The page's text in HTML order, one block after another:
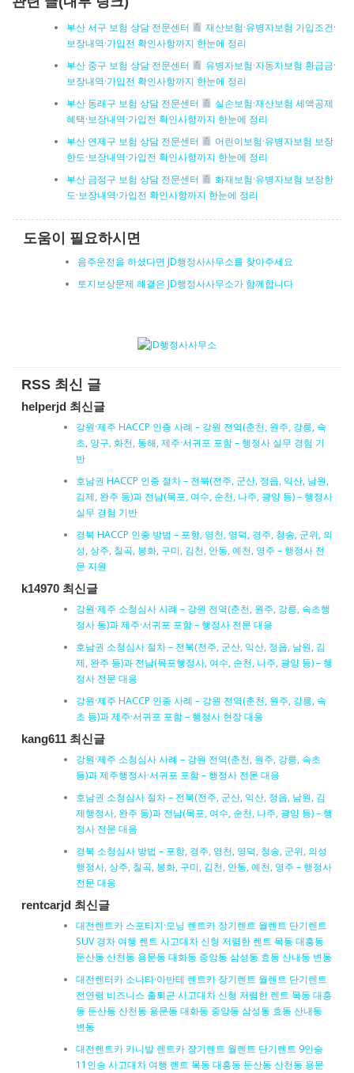
부산 서구 보험 상담 전문센터
재산보험·유병자보험 가입조건·
보장내역·가입전 확인사항까지 한눈에 정리
부산 중구 보험 상담 전문센터
유병자보험·자동차보험 환급금·
보장내역·가입전 확인사항까지 한눈에 정리
부산 동래구 보험 상담 전문센터
실손보험·재산보험 세액공제
혜택·보장내역·가입전 확인사항까지 한눈에 정리
부산 연제구 보험 상담 전문센터
어린이보험·유병자보험 보장
한도·보장내역·가입전 확인사항까지 한눈에 정리
부산 금정구 보험 상담 전문센터
화재보험·유병자보험 보장한
도·보장내역·가입전 확인사항까지 한눈에 정리
도움이 필요하시면
음주운전을 하셨다면 JD행정사사무소를 찾아주세요
토지보상문제 해결은 JD행정사사무소가 함께합니다
RSS 최신 글
helperjd 최신글
강원·제주 HACCP 인증 사례 – 강원 전역(춘천, 원주, 강릉, 속
초, 양구, 화천, 동해, 제주·서귀포 포함 – 행정사 실무 경험 기
반
호남권 HACCP 인증 절차 – 전북(전주, 군산, 정읍, 익산, 남원,
김제, 완주 등)과 전남(목포, 여수, 순천, 나주, 광양 등) – 행정사
실무 경험 기반
경북 HACCP 인증 방법 – 포항, 영천, 영덕, 경주, 청송, 군위, 의
성, 상주, 칠곡, 봉화, 구미, 김천, 안동, 예천, 영주 – 행정사 전
문 지원
k14970 최신글
강원·제주 소청심사 사례 – 강원 전역(춘천, 원주, 강릉, 속초행
정사 등)과 제주·서귀포 포함 – 행정사 전문 대응
호남권 소청심사 절차 – 전북(전주, 군산, 익산, 정읍, 남원, 김
제, 완주 등)과 전남(목포행정사, 여수, 순천, 나주, 광양 등) – 행
정사 전문 대응
강원·제주 HACCP 인증 사례 – 강원 전역(춘천, 원주, 강릉, 속
초 등)과 제주·서귀포 포함 – 행정사 현장 대응
kang611 최신글
강원·제주 소청심사 사례 – 강원 전역(춘천, 원주, 강릉, 속초
등)과 제주행정사·서귀포 포함 – 행정사 전문 대응
호남권 소청심사 절차 – 전북(전주, 군산, 익산, 정읍, 남원, 김
제행정사, 완주 등)과 전남(목포, 여수, 순천, 나주, 광양 등) – 행
정사 전문 대응
경북 소청심사 방법 – 포항, 경주, 영천, 영덕, 청송, 군위, 의성
행정사, 상주, 칠곡, 봉화, 구미, 김천, 안동, 예천, 영주 – 행정사
전문 대응
rentcarjd 최신글
대전렌트카 스포티지·모닝 렌트카 장기렌트 월렌트 단기렌트
SUV 경차 여행 렌트 사고대차 신형 저렴한 렌트 목동 대흥동
둔산동 산천동 용문동 대화동 중앙동 삼성동 효동 산내동 변동
대전렌터카 소나타·아반테 렌트카 장기렌트 월렌트 단기렌트
전연령 비즈니스 출퇴근 사고대차 신형 저렴한 렌트 목동 대흥
동 둔산동 산천동 용문동 대화동 중앙동 삼성동 효동 산내동
변동
대전렌트카 카니발 렌트카 장기렌트 월렌트 단기렌트 9인승
11인승 사고대차 여행 렌트 목동 대흥동 둔산동 산천동 용문